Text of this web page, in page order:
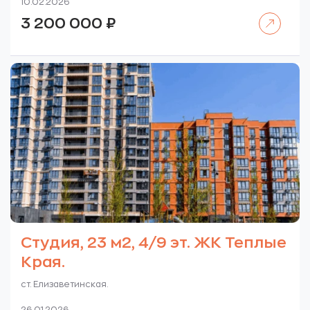
10.02.2026
3 200 000 ₽
Студия, 23 м2, 4/9 эт. ЖК Теплые
Края.
ст. Елизаветинская.